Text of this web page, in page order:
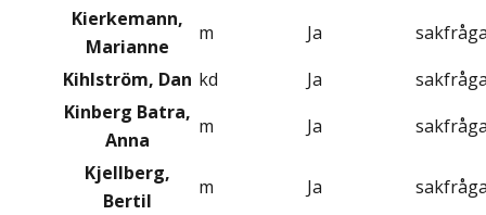
Kierkemann,
Marianne
m Ja
Kihlström, Dan kd Ja
Kinberg Batra,
Anna
m Ja
Kjellberg,
Bertil
m Ja